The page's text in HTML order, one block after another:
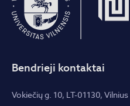
Bendrieji kontaktai
Vokiečių g. 10, LT-01130, Vilnius